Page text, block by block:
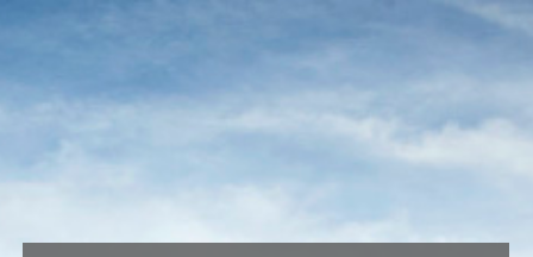
invitamos a aceptar. Puede informarse sobre las que estamos